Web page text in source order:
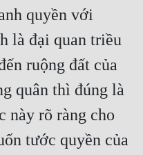
quyền với
là đại quan triều
ruộng đất của
quân thì đúng là
này rõ ràng cho
tước quyền của